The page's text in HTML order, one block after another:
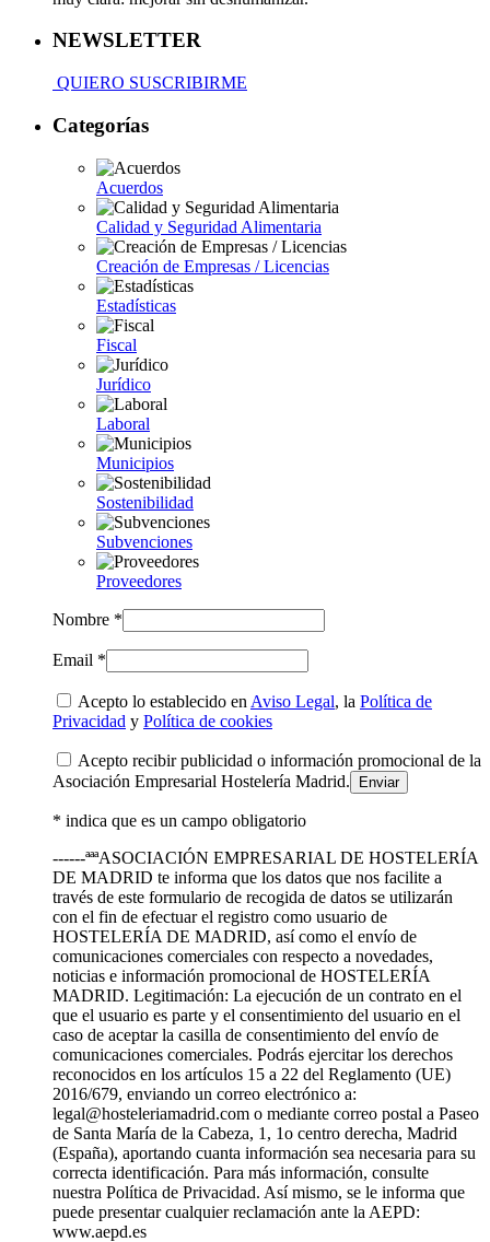
NEWSLETTER
QUIERO SUSCRIBIRME
Categorías
Acuerdos
Calidad y Seguridad Alimentaria
Creación de Empresas / Licencias
Estadísticas
Fiscal
Jurídico
Laboral
Municipios
Sostenibilidad
Subvenciones
Proveedores
Nombre *
Email *
Acepto lo establecido en Aviso Legal, la Política de
Privacidad y Política de cookies
Acepto recibir publicidad o información promocional de la
Asociación Empresarial Hostelería Madrid.
* indica que es un campo obligatorio
------ªªªASOCIACIÓN EMPRESARIAL DE HOSTELERÍA
DE MADRID te informa que los datos que nos facilite a
través de este formulario de recogida de datos se utilizarán
con el fin de efectuar el registro como usuario de
HOSTELERÍA DE MADRID, así como el envío de
comunicaciones comerciales con respecto a novedades,
noticias e información promocional de HOSTELERÍA
MADRID. Legitimación: La ejecución de un contrato en el
que el usuario es parte y el consentimiento del usuario en el
caso de aceptar la casilla de consentimiento del envío de
comunicaciones comerciales. Podrás ejercitar los derechos
reconocidos en los artículos 15 a 22 del Reglamento (UE)
2016/679, enviando un correo electrónico a:
legal@hosteleriamadrid.com o mediante correo postal a Paseo
de Santa María de la Cabeza, 1, 1o centro derecha, Madrid
(España), aportando cuanta información sea necesaria para su
correcta identificación. Para más información, consulte
nuestra Política de Privacidad. Así mismo, se le informa que
puede presentar cualquier reclamación ante la AEPD:
www.aepd.es